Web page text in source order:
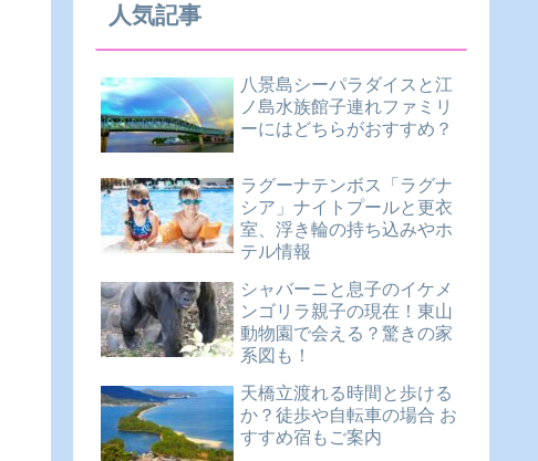
人気記事
八景島シーパラダイスと江
ノ島水族館子連れファミリ
ーにはどちらがおすすめ？
ラグーナテンボス「ラグナ
シア」ナイトプールと更衣
室、浮き輪の持ち込みやホ
テル情報
シャバーニと息子のイケメ
ンゴリラ親子の現在！東山
動物園で会える？驚きの家
系図も！
天橋立渡れる時間と歩ける
か？徒歩や自転車の場合 お
すすめ宿もご案内